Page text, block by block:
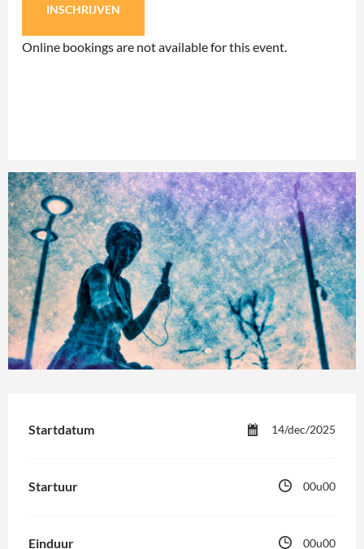
INSCHRIJVEN
Online bookings are not available for this event.
Startdatum 14/dec/2025
Startuur 00u00
Einduur 00u00